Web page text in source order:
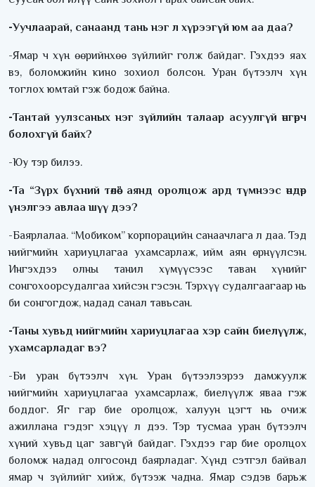
-Уучлаарай, санаанд тань нэг л хүрээгүй юм аа даа?
-Ямар ч хүн өөрийнхөө зүйлийг голж байдаг. Гэхдээ яах
вэ, боломжийн кино зохиол болсон. Уран бүтээлч хүн
тоглох юмтай гэж бодож байна.
-Тантай уулзсаных нэг зүйлийн талаар асуулгүй өнгөрч
болохгүй байх?
-Юу тэр билээ.
-Та “Зүрх бүхний төлөө” аянд оролцож ард түмнээс өндөр
үнэлгээ авлаа шүү дээ?
-Баярлалаа. “Мобиком” корпорацийн санаачлага л даа. Тэд
нийгмийн хариуцлагаа ухамсарлаж, ийм аян өрнүүлсэн.
Ингэхдээ олны танил хүмүүсээс таван хүнийг
сонгохоорсудалгаа хийсэн гэсэн. Тэрхүү судалгаагаар нь
би сонгогдож, надад санал тавьсан.
-Таны хувьд нийгмийн хариуцлагаа хэр сайн биелүүлж,
ухамсарладаг вэ?
-Би уран бүтээлч хүн. Уран бүтээлээрээ дамжуулж
нийгмийн хариуцлагаа ухамсарлаж, биелүүлж яваа гэж
боддог. Яг гар бие оролцож, халуун цэгт нь очиж
ажиллана гэдэг хэцүү л дээ. Тэр тусмаа уран бүтээлч
хүний хувьд цаг завгүй байдаг. Гэхдээ гар бие оролцох
боломж надад олгосонд баярладаг. Хүнд сэтгэл байвал
ямар ч зүйлийг хийж, бүтээж чадна. Ямар сэдэв барьж